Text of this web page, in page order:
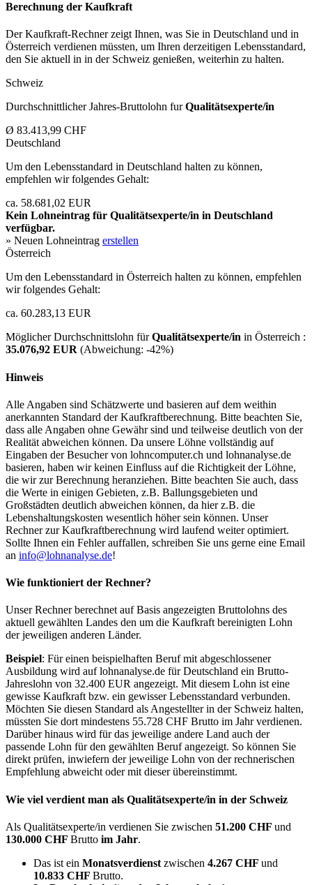
Berechnung der Kaufkraft
Der Kaufkraft-Rechner zeigt Ihnen, was Sie in Deutschland und in
Österreich verdienen müssten, um Ihren derzeitigen Lebensstandard,
den Sie aktuell in in der Schweiz genießen, weiterhin zu halten.
Schweiz
Durchschnittlicher Jahres-Bruttolohn furQualitätsexperte/in
Ø 83.413,99 CHF
Deutschland
Um den Lebensstandard in Deutschland halten zu können,
empfehlen wir folgendes Gehalt:
ca. 58.681,02 EUR
Kein Lohneintrag für Qualitätsexperte/in in Deutschland
verfügbar.
» Neuen Lohneintrag erstellen
Österreich
Um den Lebensstandard in Österreich halten zu können, empfehlen
wir folgendes Gehalt:
ca. 60.283,13 EUR
Möglicher Durchschnittslohn fürQualitätsexperte/in in Österreich :
35.076,92 EUR (Abweichung: -42%)
Hinweis
Alle Angaben sind Schätzwerte und basieren auf dem weithin
anerkannten Standard der Kaufkraftberechnung. Bitte beachten Sie,
dass alle Angaben ohne Gewähr sind und teilweise deutlich von der
Realität abweichen können. Da unsere Löhne vollständig auf
Eingaben der Besucher von lohncomputer.ch und lohnanalyse.de
basieren, haben wir keinen Einfluss auf die Richtigkeit der Löhne,
die wir zur Berechnung heranziehen. Bitte beachten Sie auch, dass
die Werte in einigen Gebieten, z.B. Ballungsgebieten und
Großstädten deutlich abweichen können, da hier z.B. die
Lebenshaltungskosten wesentlich höher sein können. Unser
Rechner zur Kaufkraftberechnung wird laufend weiter optimiert.
Sollte Ihnen ein Fehler auffallen, schreiben Sie uns gerne eine Email
an info@lohnanalyse.de!
Wie funktioniert der Rechner?
Unser Rechner berechnet auf Basis angezeigten Bruttolohns des
aktuell gewählten Landes den um die Kaufkraft bereinigten Lohn
der jeweiligen anderen Länder.
Beispiel: Für einen beispielhaften Beruf mit abgeschlossener
Ausbildung wird auf lohnanalyse.de für Deutschland ein Brutto-
Jahreslohn von 32.400 EUR angezeigt. Mit diesem Lohn ist eine
gewisse Kaufkraft bzw. ein gewisser Lebensstandard verbunden.
Möchten Sie diesen Standard als Angestellter in der Schweiz halten,
müssten Sie dort mindestens 55.728 CHF Brutto im Jahr verdienen.
Darüber hinaus wird für das jeweilige andere Land auch der
passende Lohn für den gewählten Beruf angezeigt. So können Sie
direkt prüfen, inwiefern der jeweilige Lohn von der rechnerischen
Empfehlung abweicht oder mit dieser übereinstimmt.
Wie viel verdient man als Qualitätsexperte/in in der Schweiz
Als Qualitätsexperte/in verdienen Sie zwischen 51.200 CHF und
130.000 CHF Brutto im Jahr.
Das ist ein Monatsverdienst zwischen 4.267 CHF und
10.833 CHF Brutto.